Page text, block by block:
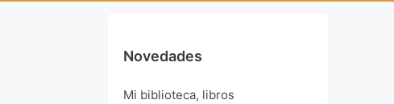
Novedades
Mi biblioteca, libros